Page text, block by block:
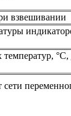
взвешивании
°С,
сети